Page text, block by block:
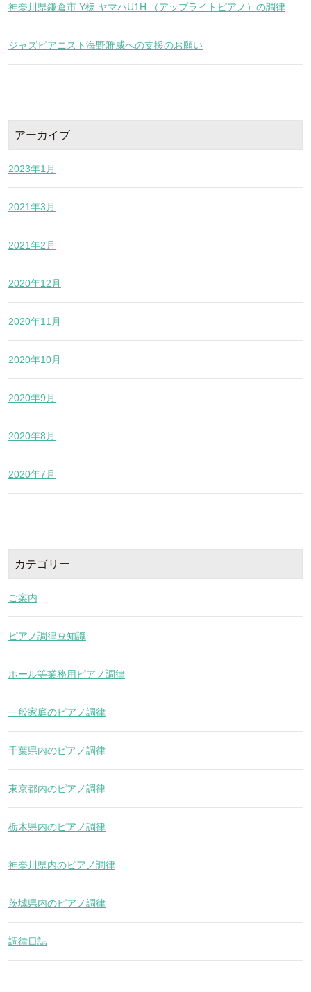
神奈川県鎌倉市 Y様 ヤマハU1H （アップライトピアノ）の調律
ジャズピアニスト海野雅威への支援のお願い
アーカイブ
2023年1月
2021年3月
2021年2月
2020年12月
2020年11月
2020年10月
2020年9月
2020年8月
2020年7月
カテゴリー
ご案内
ピアノ調律豆知識
ホール等業務用ピアノ調律
一般家庭のピアノ調律
千葉県内のピアノ調律
東京都内のピアノ調律
栃木県内のピアノ調律
神奈川県内のピアノ調律
茨城県内のピアノ調律
調律日誌